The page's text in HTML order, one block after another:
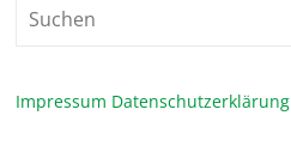
Impressum Datenschutzerklärung